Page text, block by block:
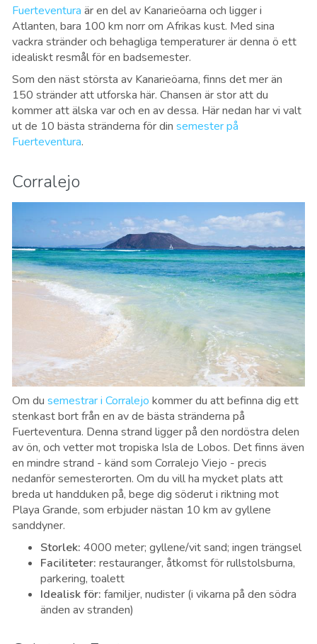
Fuerteventura är en del av Kanarieöarna och ligger i
Atlanten, bara 100 km norr om Afrikas kust. Med sina
vackra stränder och behagliga temperaturer är denna ö ett
idealiskt resmål för en badsemester.
Som den näst största av Kanarieöarna, finns det mer än
150 stränder att utforska här. Chansen är stor att du
kommer att älska var och en av dessa. Här nedan har vi valt
ut de 10 bästa stränderna för din semester på
Fuerteventura.
Corralejo
Om du semestrar i Corralejo kommer du att befinna dig ett
stenkast bort från en av de bästa stränderna på
Fuerteventura. Denna strand ligger på den nordöstra delen
av ön, och vetter mot tropiska Isla de Lobos. Det finns även
en mindre strand - känd som Corralejo Viejo - precis
nedanför semesterorten. Om du vill ha mycket plats att
breda ut handduken på, bege dig söderut i riktning mot
Playa Grande, som erbjuder nästan 10 km av gyllene
sanddyner.
Storlek: 4000 meter; gyllene/vit sand; ingen trängsel
Faciliteter: restauranger, åtkomst för rullstolsburna,
parkering, toalett
Idealisk för: familjer, nudister (i vikarna på den södra
änden av stranden)